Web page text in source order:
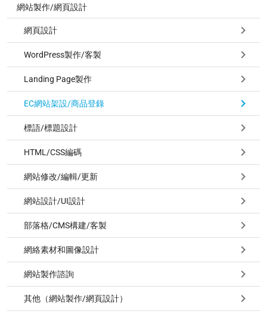
網站製作/網頁設計
網頁設計
WordPress製作/客製
Landing Page製作
EC網站架設/商品登錄
標語/標題設計
HTML/CSS編碼
網站修改/編輯/更新
網站設計/UI設計
部落格/CMS構建/客製
網絡素材和圖像設計
網站製作諮詢
其他（網站製作/網頁設計）